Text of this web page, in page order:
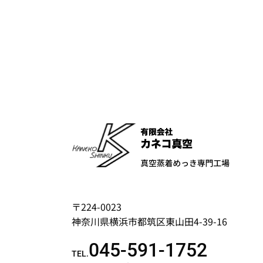
〒224-0023
神奈川県横浜市都筑区東山田4-39-16
TEL.045-591-1752